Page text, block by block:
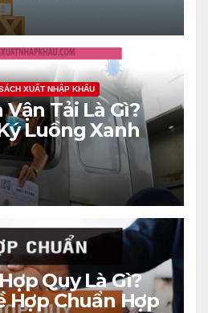
XUẤT NHẬP KHẨU
Tải Là Gì?
Luồng Xanh
Quy Là Gì?
Hợp Chuẩn Hợp